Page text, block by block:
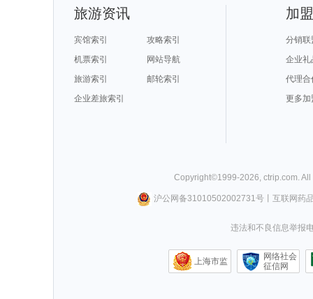
旅游资讯
宾馆索引
攻略索引
机票索引
网站导航
旅游索引
邮轮索引
企业差旅索引
加
分销联
企业礼
代理合
更多加
Copyright©1999-2026 ctrip.com .
沪公网备31010502002731号丨 互联网药
违法和不良信息举报
上海市监
网络社会
征信网